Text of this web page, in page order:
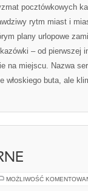
pocztówkowych
rytm miast i
plany urlopowe
– od pierwszej
na miejscu. Nazwa
włoskiego buta, ale
MOŻLIWOŚĆ